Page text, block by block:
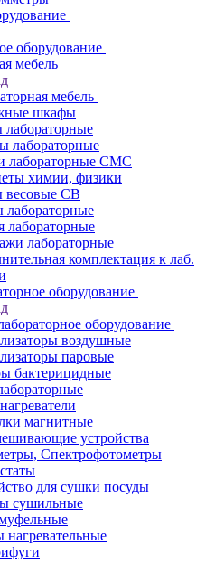
оборудование
мебель
мебель
шкафы
лабораторные
лабораторные
лабораторные СМС
химии, физики
весовые СВ
лабораторные
лабораторные
лабораторные
комплектация к лаб.
оборудование
оборудование
воздушные
паровые
бактерицидные
магнитные
устройства
Спектрофотометры
для сушки посуды
сушильные